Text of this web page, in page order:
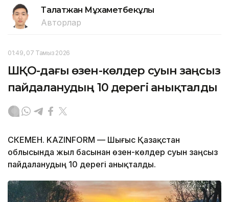
Талғатжан Мұхаметбекұлы
Авторлар
01:49, 07 Тамыз 2026
ШҚО-дағы өзен-көлдер суын заңсыз
пайдаланудың 10 дерегі анықталды
ӨСКЕМЕН. KAZINFORM — Шығыс Қазақстан
облысында жыл басынан өзен-көлдер суын заңсыз
пайдаланудың 10 дерегі анықталды.